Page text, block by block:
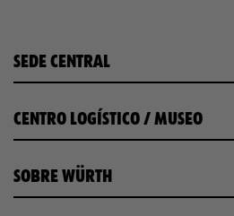
SEDE CENTRAL
CENTRO LOGÍSTICO / MUSEO
SOBRE WÜRTH